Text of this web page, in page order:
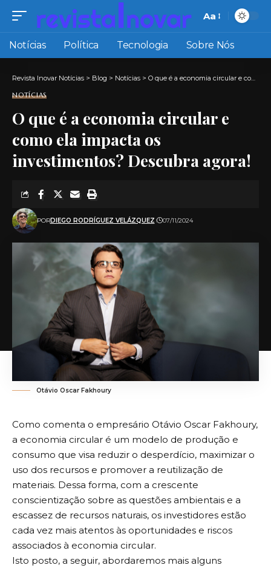
Font
Aa
Notícias Política Tecnologia Sobre Nós
Revista Inovar Notícias > Blog > Notícias > O que é a economia circular e como ela impacta os investimentos? Descubra agora!
NOTÍCIAS
O que é a economia circular e
como ela impacta os
investimentos? Descubra agora!
PORDIEGO RODRÍGUEZ VELÁZQUEZ 07/11/2024
Otávio Oscar Fakhoury
Como comenta o empresário Otávio Oscar Fakhoury,
a economia circular é um modelo de produção e
consumo que visa reduzir o desperdício, maximizar o
uso dos recursos e promover a reutilização de
materiais. Dessa forma, com a crescente
conscientização sobre as questões ambientais e a
escassez de recursos naturais, os investidores estão
cada vez mais atentos às oportunidades e riscos
associados à economia circular.
Isto posto, a seguir, abordaremos mais alguns